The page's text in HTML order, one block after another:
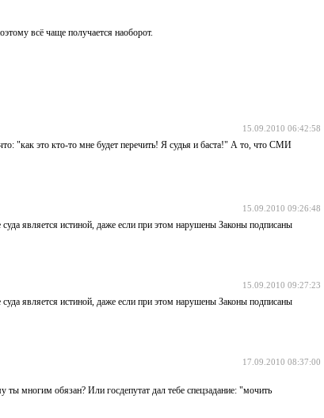
всё чаще получается наоборот.
15.09.2010 06:42:58
"как это кто-то мне будет перечить! Я судья и баста!" А то, что СМИ
15.09.2010 09:26:48
является истиной, даже если при этом нарушены Законы подписаны
15.09.2010 09:27:23
является истиной, даже если при этом нарушены Законы подписаны
17.09.2010 08:37:00
многим обязан? Или госдепутат дал тебе спецзадание: "мочить